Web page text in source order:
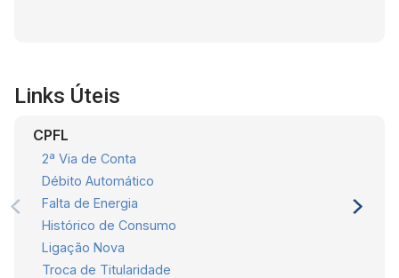
Links Úteis
CPFL
2ª Via de Conta
Débito Automático
Falta de Energia
Histórico de Consumo
Ligação Nova
Troca de Titularidade